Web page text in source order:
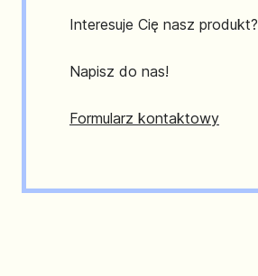
Interesuje Cię nasz produkt?
Napisz do nas!
Formularz kontaktowy